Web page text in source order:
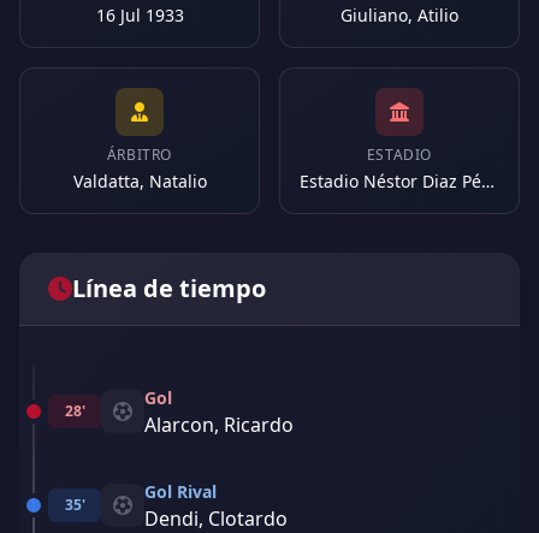
16 Jul 1933 Giuliano, Atilio
ÁRBITRO
Valdatta, Natalio
ESTADIO
Estadio Néstor Diaz Pérez (Argentina)
Línea de tiempo
28'
Gol
Alarcon, Ricardo
35'
Gol Rival
Dendi, Clotardo